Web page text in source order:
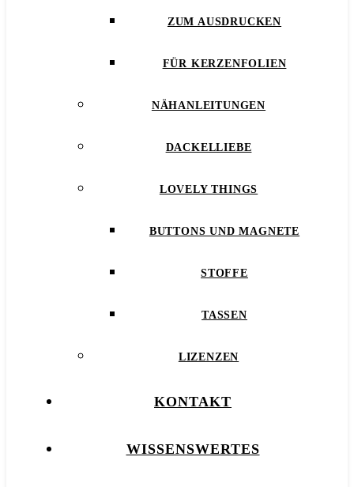
ZUM AUSDRUCKEN
FÜR KERZENFOLIEN
NÄHANLEITUNGEN
DACKELLIEBE
LOVELY THINGS
BUTTONS UND MAGNETE
STOFFE
TASSEN
LIZENZEN
KONTAKT
WISSENSWERTES